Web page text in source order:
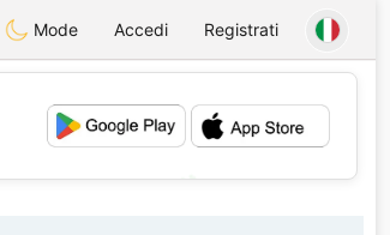
Mode Accedi Registrati